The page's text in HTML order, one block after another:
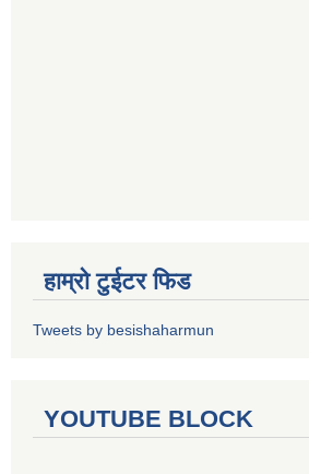
हाम्रो टुईटर फिड
Tweets by besishaharmun
YOUTUBE BLOCK